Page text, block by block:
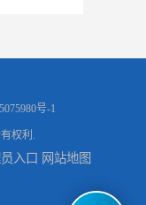
号-1
权利.
入口 网站地图